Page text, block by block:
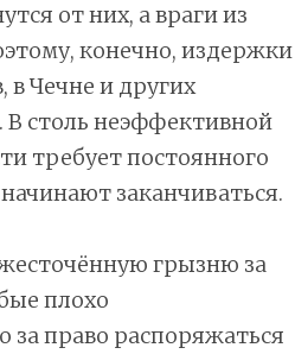
от них, а враги из
конечно, издержки
в Чечне и других
столь неэффективной
требует постоянного
заканчиваться.
грызню за
плохо
за право распоряжаться